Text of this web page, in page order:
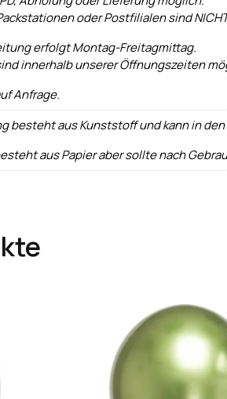
oder Postfilialen sind
erfolgt Montag-Freitagmittag.
innerhalb unserer Öffnungszeiten
Anfrage.
besteht aus Kunststoff und kann in
aus Papier aber sollte nach